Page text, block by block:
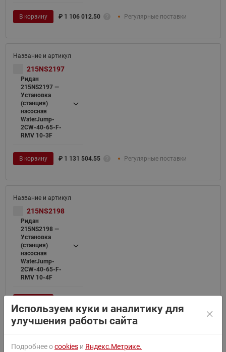
В корзину ₽ 1 106 012.50 Регулярные поставки
215NS2197
Ридан
215NS2197 —
Установка
(станция)
насосная
WaterJump-
2CW-40-65-F-
RMV 10-3F
В корзину ₽ 1 131 504.55 Регулярные поставки
215NS2198
Ридан
215NS2198 —
Установка
(станция)
насосная
WaterJump-
2CW-40-65-F-
RMV 10-4F
Используем куки и аналитику для
улучшения работы сайта
Подробнее оcookies и Яндекс.Метрике.